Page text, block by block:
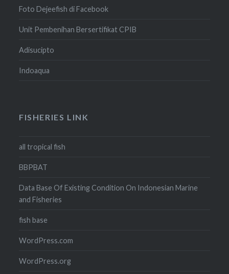
Foto Dejeefish di Facebook
Unit Pembenihan Bersertifikat CPIB
Adisucipto
Indoaqua
FISHERIES LINK
all tropical fish
BBPBAT
Data Base Of Existing Condition On Indonesian Marine
and Fisheries
fish base
WordPress.com
WordPress.org